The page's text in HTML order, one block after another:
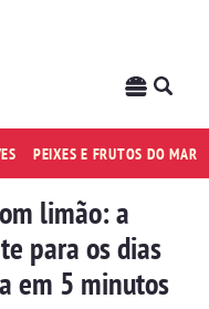
PEIXES E FRUTOS DO MAR
limão: a
para os dias
em 5 minutos